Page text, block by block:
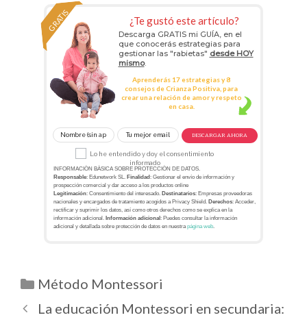
¿Te gustó este artículo?
GRATIS
Descarga GRATIS mi GUÍA, en el
que conocerás estrategias para
gestionar las "rabietas" desde HOY
mismo.
Aprenderás 17 estrategias y 8
consejos de Crianza Positiva, para
crear una relación de amor y respeto
en casa.
INFORMACIÓN BÁSICA SOBRE PROTECCIÓN DE DATOS.
Responsable: Edunetwork SL. Finalidad : Gestionar el envío de información y
prospección comercial y dar acceso a los productos online
Legitimación: Consentimiento del interesado. Destinatarios: Empresas proveedoras
nacionales y encargados de tratamiento acogidos a Privacy Shield. Derechos: Acceder,
rectificar y suprimir los datos, así como otros derechos como se explica en la
información adicional. Información adicional: Puedes consultar la información
adicional y detallada sobre protección de datos en nuestrapágina web.
Lo he entendido y doy el consentimiento
informado
DESCARGAR AHORA
Método Montessori
La educación Montessori en secundaria: